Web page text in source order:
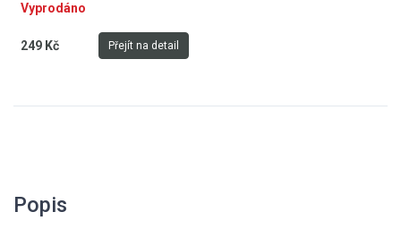
Vyprodáno
249 Kč Přejít na detail
Popis